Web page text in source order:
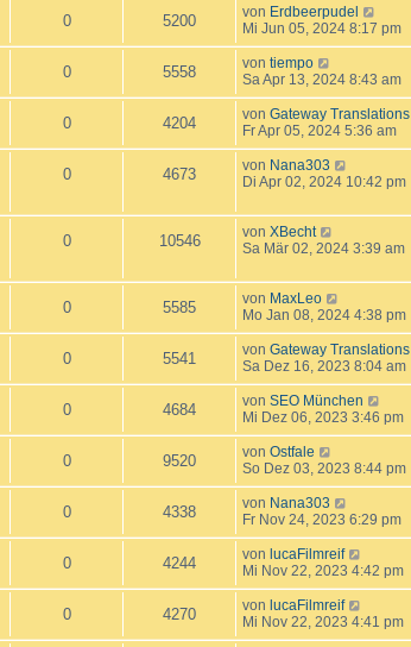
0 5200 von Erdbeerpudel
Mi Jun 05, 2024 8:17 pm
0 5558 von tiempo
Sa Apr 13, 2024 8:43 am
0 4204 von Gateway Translations
Fr Apr 05, 2024 5:36 am
0 4673 von Nana303
Di Apr 02, 2024 10:42 pm
0 10546 von XBecht
Sa Mär 02, 2024 3:39 am
0 5585 von MaxLeo
Mo Jan 08, 2024 4:38 pm
0 5541 von Gateway Translations
Sa Dez 16, 2023 8:04 am
0 4684 von SEO München
Mi Dez 06, 2023 3:46 pm
0 9520 von Ostfale
So Dez 03, 2023 8:44 pm
0 4338 von Nana303
Fr Nov 24, 2023 6:29 pm
0 4244 von lucaFilmreif
Mi Nov 22, 2023 4:42 pm
0 4270 von lucaFilmreif
Mi Nov 22, 2023 4:41 pm